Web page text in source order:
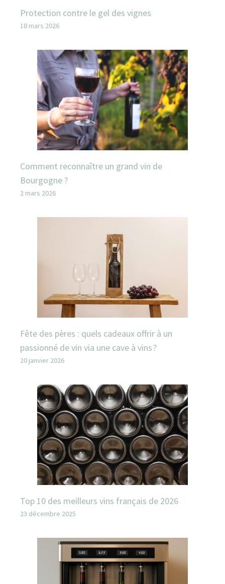
Protection contre le gel des vignes
18 mars 2026
Comment reconnaître un grand vin de
Bourgogne ?
2 mars 2026
Fête des pères : quels cadeaux offrir à un
passionné de vin via une cave à vins ?
20 janvier 2026
Top 10 des meilleurs vins français de 2026
23 décembre 2025